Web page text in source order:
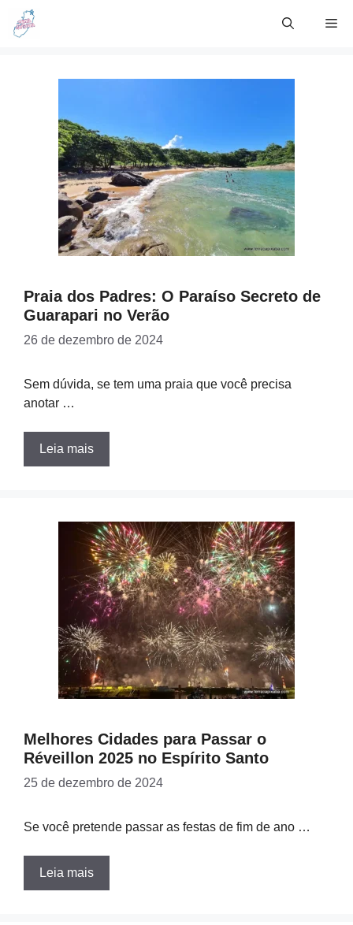
Skip
Praia dos Padres: O Paraíso Secreto de
Guarapari no Verão
26 de dezembro de 2024
Sem dúvida, se tem uma praia que você precisa
anotar …
Leia mais
Melhores Cidades para Passar o
Réveillon 2025 no Espírito Santo
25 de dezembro de 2024
Se você pretende passar as festas de fim de ano …
Leia mais